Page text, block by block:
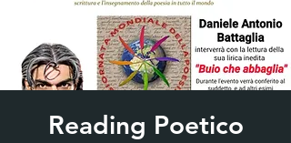
Reading Poetico